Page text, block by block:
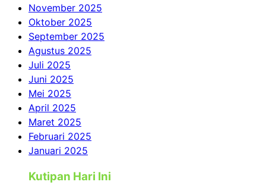
November 2025
Oktober 2025
September 2025
Agustus 2025
Juli 2025
Juni 2025
Mei 2025
April 2025
Maret 2025
Februari 2025
Januari 2025
Kutipan Hari Ini